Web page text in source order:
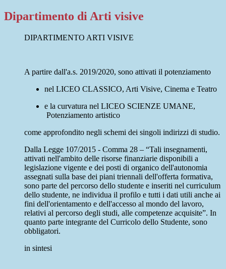
Dipartimento di Arti visive
DIPARTIMENTO ARTI VISIVE
A partire dall'a.s. 2019/2020, sono attivati il potenziamento
nel LICEO CLASSICO, Arti Visive, Cinema e Teatro
e la curvatura nel LICEO SCIENZE UMANE,
Potenziamento artistico
come approfondito negli schemi dei singoli indirizzi di studio.
Dalla Legge 107/2015 - Comma 28 – “Tali insegnamenti,
attivati nell'ambito delle risorse finanziarie disponibili a
legislazione vigente e dei posti di organico dell'autonomia
assegnati sulla base dei piani triennali dell'offerta formativa,
sono parte del percorso dello studente e inseriti nel curriculum
dello studente, ne individua il profilo e tutti i dati utili anche ai
fini dell'orientamento e dell'accesso al mondo del lavoro,
relativi al percorso degli studi, alle competenze acquisite”. In
quanto parte integrante del Curricolo dello Studente, sono
obbligatori.
in sintesi